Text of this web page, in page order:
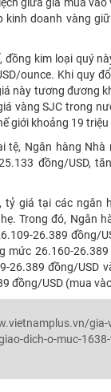
kinh doanh vàng
đồng kim loại quý
ounce. Khi quy
này tương đương
vàng SJC trong
giới khoảng 19
tệ, Ngân hàng Nhà
đồng/USD,
tỷ giá tại các ngân
Trong đó, Ngân
26.389 đồng/
mức 26.160-26.389
26.389 đồng/USD
đồng/USD (mua
gia-
dich-o-muc-